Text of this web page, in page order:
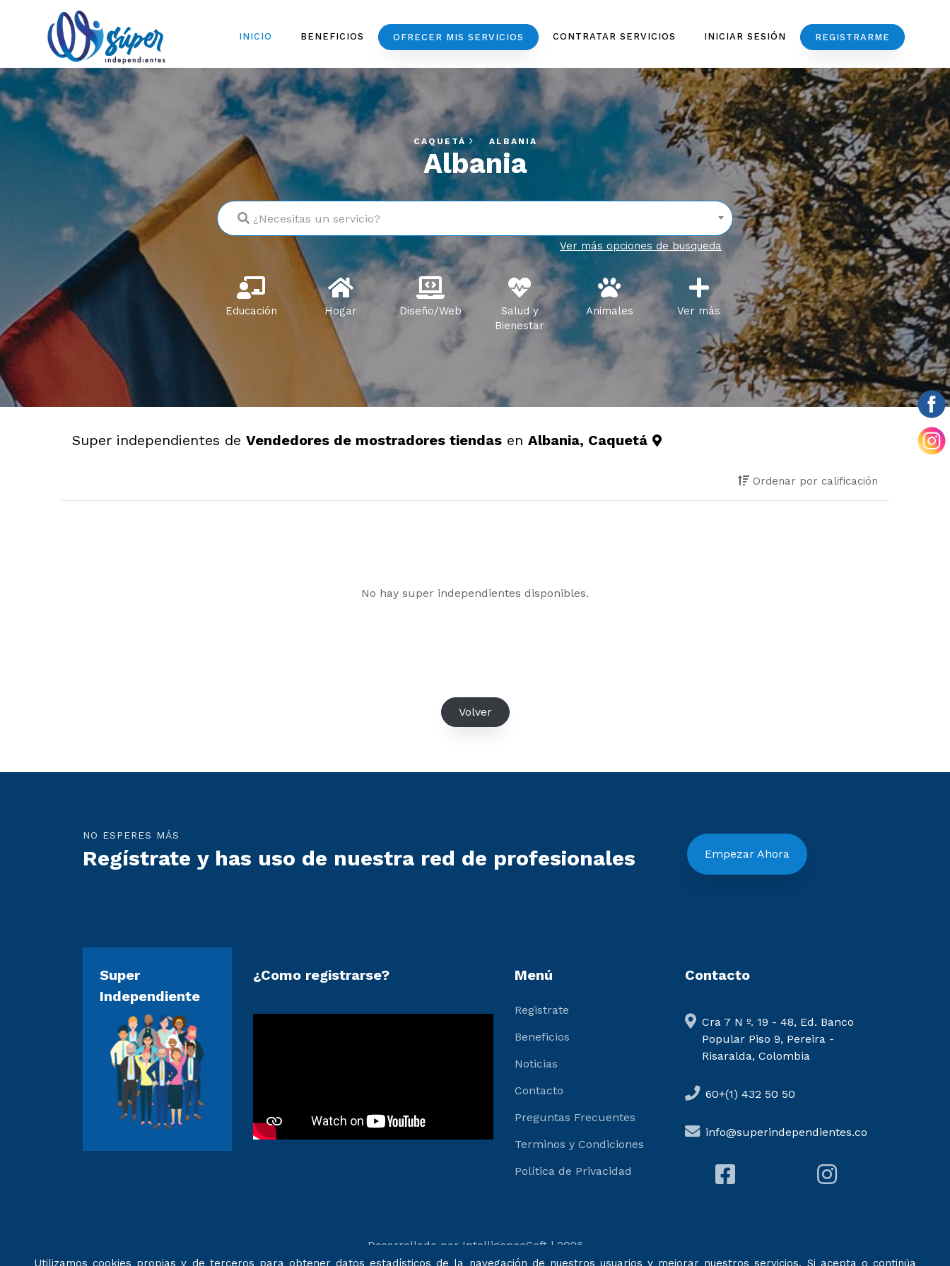
INICIO BENEFICIOS OFRECER MIS SERVICIOS CONTRATAR SERVICIOS INICIAR SESIÓN REGISTRARME
CAQUETÁ ALBANIA
Albania
¿Necesitas un servicio?
Ver más opciones de busqueda
Educación Hogar Diseño/Web
Salud y
Bienestar
Animales Ver más
Super independientes de Vendedores de mostradores tiendas en Albania, Caquetá
Ordenar por calificación
No hay super independientes disponibles.
Volver
NO ESPERES MÁS
Regístrate y has uso de nuestra red de profesionales Empezar Ahora
Super
Independiente
¿Como registrarse? Menú
Registrate
Beneficios
Noticias
Contacto
Preguntas Frecuentes
Terminos y Condiciones
Política de Privacidad
Contacto
Cra 7 N º. 19 - 48, Ed. Banco
Popular Piso 9, Pereira -
Risaralda, Colombia
60+(1) 432 50 50
info@superindependientes.co
Desarrollado por IntelligenceSoft | 2026
Utilizamos cookies propias y de terceros para obtener datos estadísticos de la navegación de nuestros usuarios y mejorar nuestros servicios. Si acepta o continúa